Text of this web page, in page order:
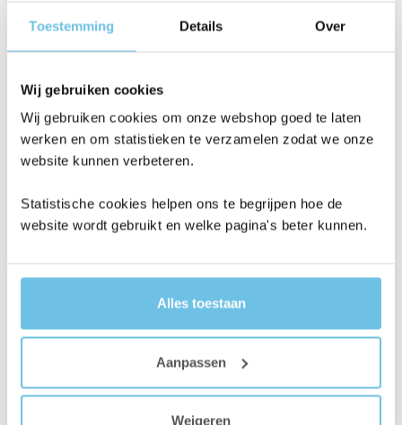
Toestemming Details Over
Wij gebruiken cookies
Wij gebruiken cookies om onze webshop goed te laten
werken en om statistieken te verzamelen zodat we onze
website kunnen verbeteren.
Statistische cookies helpen ons te begrijpen hoe de
website wordt gebruikt en welke pagina's beter kunnen.
Alles toestaan
Aanpassen
Weigeren
stuks)
19,95
meerdere
variaties.
Deze
kan
gekozen
Dweilpads (2 sets)
34,95Oorspronkelijke
29,95Huidige